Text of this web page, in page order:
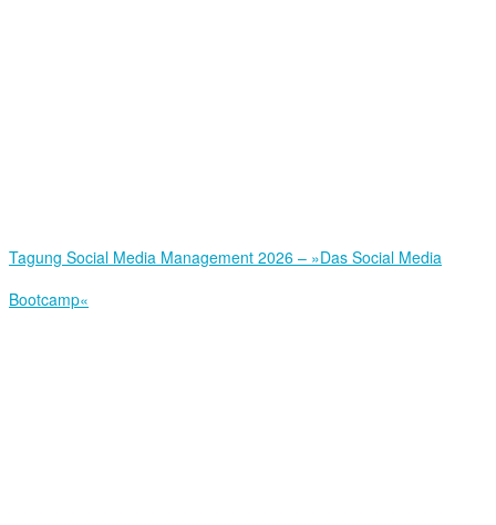
Tagung Social Media Management 2026 – »Das Social Media
Bootcamp«